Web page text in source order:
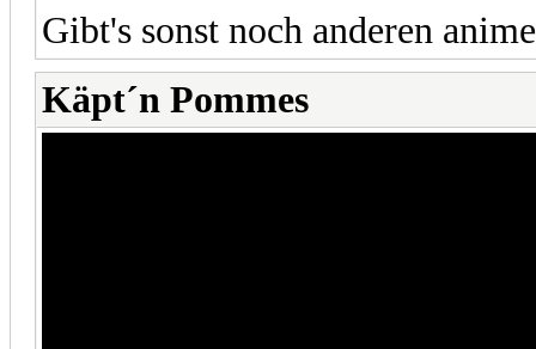
Gibt's sonst noch anderen
Käpt´n Pommes